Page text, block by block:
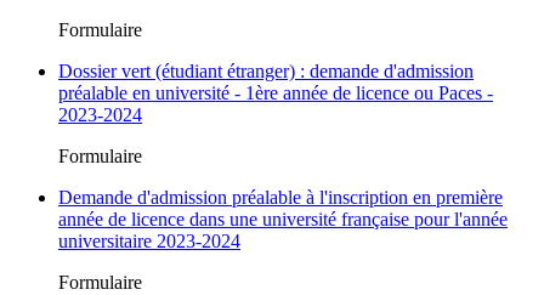
Formulaire
Dossier vert (étudiant étranger) : demande d'admission
préalable en université - 1ère année de licence ou Paces -
2023-2024
Formulaire
Demande d'admission préalable à l'inscription en première
année de licence dans une université française pour l'année
universitaire 2023-2024
Formulaire